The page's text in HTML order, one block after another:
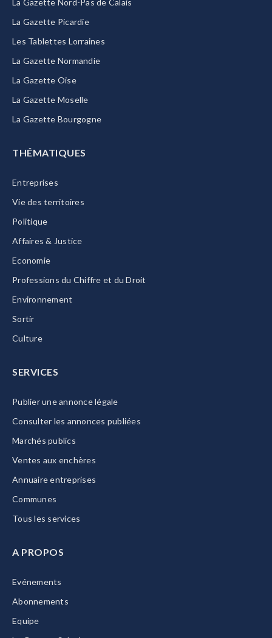
La Gazette Nord-Pas de Calais
La Gazette Picardie
Les Tablettes Lorraines
La Gazette Normandie
La Gazette Oise
La Gazette Moselle
La Gazette Bourgogne
THÉMATIQUES
Entreprises
Vie des territoires
Politique
Affaires & Justice
Economie
Professions du Chiffre et du Droit
Environnement
Sortir
Culture
SERVICES
Publier une annonce légale
Consulter les annonces publiées
Marchés publics
Ventes aux enchères
Annuaire entreprises
Communes
Tous les services
A PROPOS
Evénements
Abonnements
Equipe